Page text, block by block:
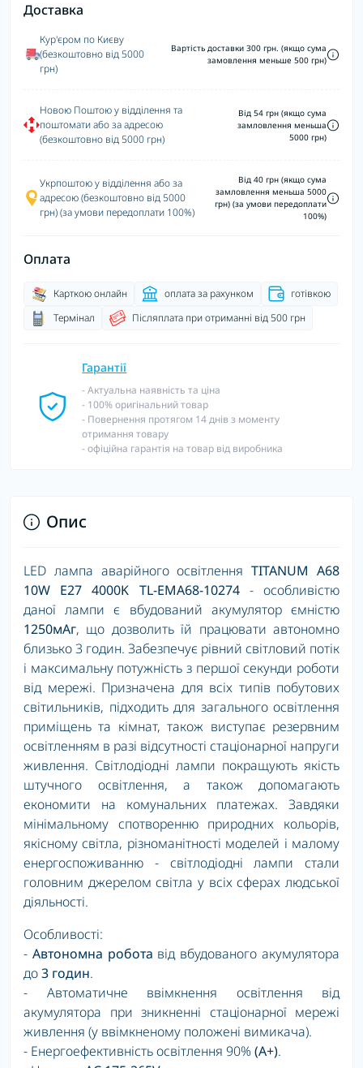
Доставка
Кур'єром по Києву
(безкоштовно від 5000
грн)
Вартість доставки 300 грн. (якщо сума
замовлення меньше 500 грн)
Новою Поштою у відділення та
поштомати або за адресою
(безкоштовно від 5000 грн)
Від 54 грн (якщо сума
замловлення меньша
5000 грн)
Укрпоштою у відділення або за
адресою (безкоштовно від 5000
грн) (за умови передоплати 100%)
Від 40 грн (якщо сума
замловлення меньша 5000
грн) (за умови передоплати
100%)
Оплата
Карткою онлайн оплата за рахунком
готівкою
Термінал
Післяплата при отриманні від 500 грн
Гарантії
- Актуальна наявність та ціна
- 100% оригінальний товар
- Повернення протягом 14 днів з моменту
отримання товару
- офіційна гарантія на товар від виробника
Опис
LED лампа аварійного освітленняTITANUM A68
10W E27 4000K TL-EMA68-10274 - особливістю
даної лампи є вбудований акумулятор ємністю
1250мАг, що дозволить їй працювати автономно
близько 3 годин. Забезпечує рівний світловий потік
і максимальну потужність з першої секунди роботи
від мережі. Призначена для всіх типів побутових
світильників, підходить для загального освітлення
приміщень та кімнат, також виступає резервним
освітленням в разі відсутності стаціонарної напруги
живлення. Світлодіодні лампи покращують якість
штучного освітлення, а також допомагають
економити на комунальних платежах. Завдяки
мінімальному спотворенню природних кольорів,
якісному світла, різноманітності моделей і малому
енергоспоживанню - світлодіодні лампи стали
головним джерелом світла у всіх сферах людської
діяльності.
Особливості:
- Автономна робота від вбудованого акумулятора
до3 годин.
- Автоматичне ввімкнення освітлення від
акумулятора при зникненні стаціонарної мережі
живлення (у ввімкненому положені вимикача).
- Енергоефективність освітлення 90%(A+).